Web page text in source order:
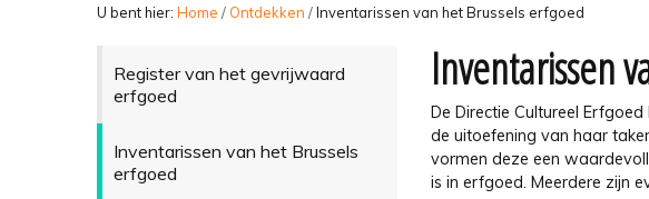
U bent hier: Home / Ontdekken /Inventarissen van het Brussels erfgoed
Register van het gevrijwaard
erfgoed
Inventarissen van het Brussels
erfgoed
Inventarissen
De Directie Cultureel
de uitoefening van haar
vormen deze een
is in erfgoed. Meerdere zijn